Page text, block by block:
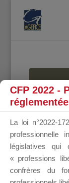
CFP 2022 -
La loi n°2022-
professionnelle
législatives qui
« professions
confrères du